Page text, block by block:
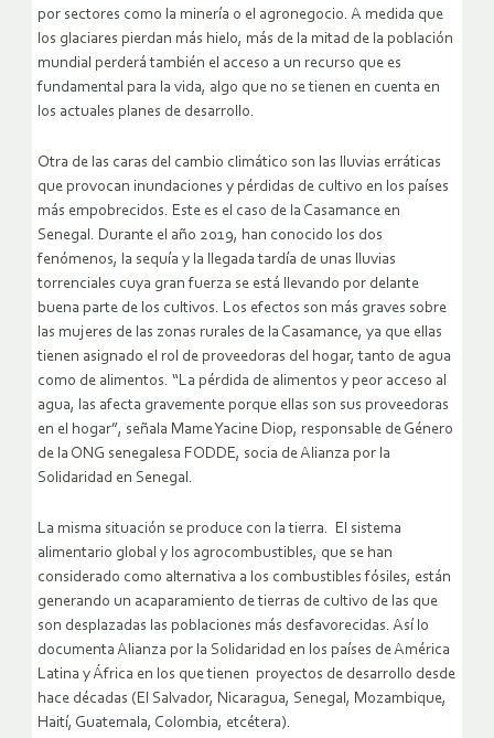
por sectores como la minería o el agronegocio. A medida que
los glaciares pierdan más hielo, más de la mitad de la población
mundial perderá también el acceso a un recurso que es
fundamental para la vida, algo que no se tienen en cuenta en
los actuales planes de desarrollo.
Otra de las caras del cambio climático son las lluvias erráticas
que provocan inundaciones y pérdidas de cultivo en los países
más empobrecidos. Este es el caso de la Casamance en
Senegal. Durante el año 2019, han conocido los dos
fenómenos, la sequía y la llegada tardía de unas lluvias
torrenciales cuya gran fuerza se está llevando por delante
buena parte de los cultivos. Los efectos son más graves sobre
las mujeres de las zonas rurales de la Casamance, ya que ellas
tienen asignado el rol de proveedoras del hogar, tanto de agua
como de alimentos. “La pérdida de alimentos y peor acceso al
agua, las afecta gravemente porque ellas son sus proveedoras
en el hogar”, señala Mame Yacine Diop, responsable de Género
de la ONG senegalesa FODDE, socia de Alianza por la
Solidaridad en Senegal.
La misma situación se produce con la tierra. El sistema
alimentario global y los agrocombustibles, que se han
considerado como alternativa a los combustibles fósiles, están
generando un acaparamiento de tierras de cultivo de las que
son desplazadas las poblaciones más desfavorecidas. Así lo
documenta Alianza por la Solidaridad en los países de América
Latina y África en los que tienen proyectos de desarrollo desde
hace décadas (El Salvador, Nicaragua, Senegal, Mozambique,
Haití, Guatemala, Colombia, etcétera).